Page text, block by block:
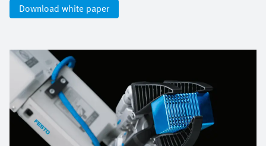
Download white paper